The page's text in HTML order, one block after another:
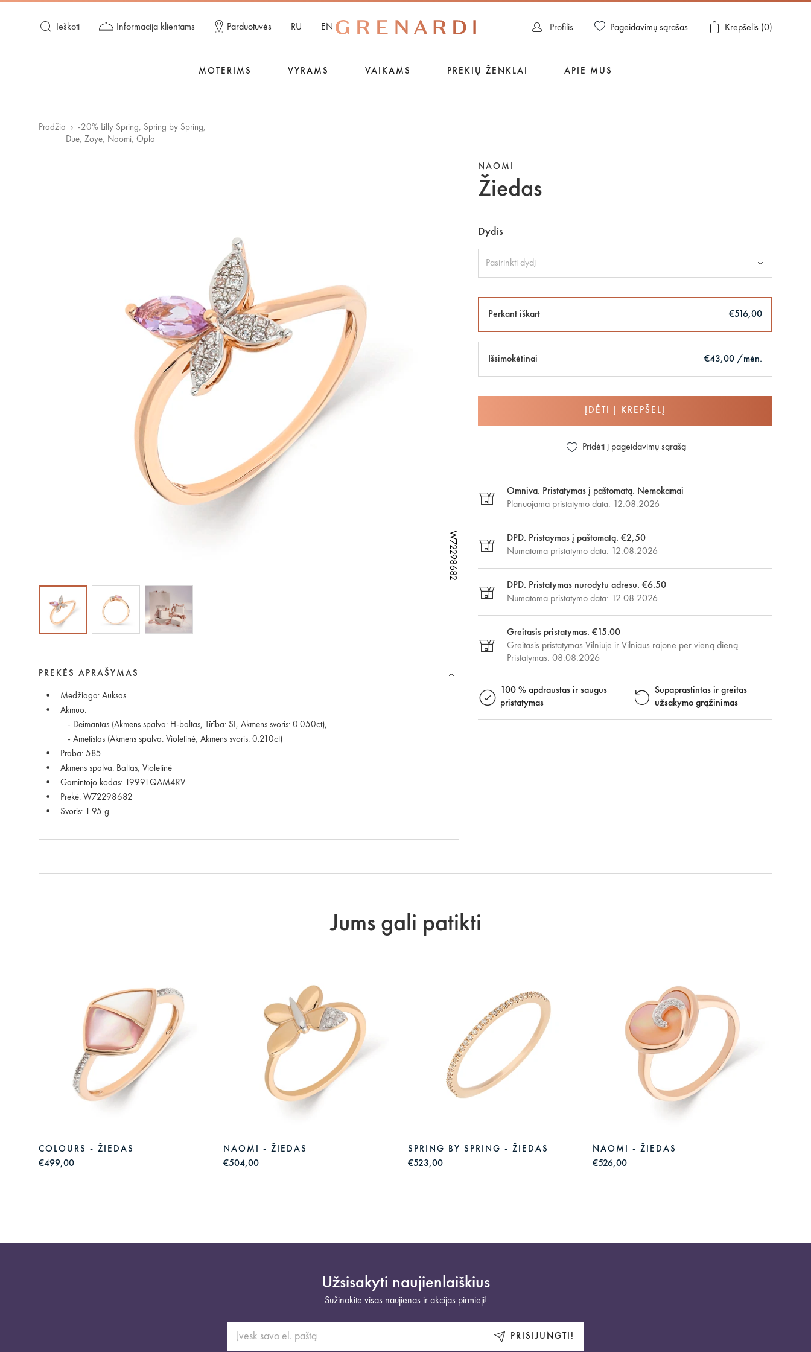
Profilis Pageidavimų sąrašas Krepšelis (0)
Ieškoti Informacija klientams Parduotuvės RU EN
MOTERIMS VYRAMS VAIKAMS PREKIŲ ŽENKLAI APIE MUS
Pradžia
-20% Lilly Spring, Spring by Spring,
Due, Zoye, Naomi, Opla
W72298682
W72298682
W72298682
W72298682
W72298682
NAOMI
Žiedas
Dydis
Pasirinkti dydį
Perkant iškart €516,00
Išsimokėtinai €43,00 /mėn.
ĮDĖTI Į KREPŠELĮ
Pridėti į pageidavimų sąrašą
Omniva. Pristatymas į paštomatą. Nemokamai
Planuojama pristatymo data: 12.08.2026
DPD. Pristaymas į paštomatą. €2,50
Numatoma pristatymo data: 12.08.2026
DPD. Pristatymas nurodytu adresu. €6.50
Numatoma pristatymo data: 12.08.2026
Greitasis pristatymas. €15.00
Greitasis pristatymas Vilniuje ir Vilniaus rajone per vieną dieną.
Pristatymas: 08.08.2026
100 % apdraustas ir saugus
pristatymas
Supaprastintas ir greitas
užsakymo grąžinimas
PREKĖS APRAŠYMAS
Medžiaga: Auksas
Akmuo:
- Deimantas (Akmens spalva: H-baltas, Tīrība: SI, Akmens svoris: 0.050ct),
- Ametistas (Akmens spalva: Violetinė, Akmens svoris: 0.210ct)
Praba: 585
Akmens spalva: Baltas, Violetinė
Gamintojo kodas: 19991QAM4RV
Prekė: W72298682
Svoris: 1.95 g
Jums gali patikti
COLOURS - ŽIEDAS
€499,00
NAOMI - ŽIEDAS
€504,00
SPRING BY SPRING - ŽIEDAS
€523,00
NAOMI - ŽIEDAS
€526,00
Užsisakyti naujienlaiškius
Sužinokite visas naujienas ir akcijas pirmieji!
PRISIJUNGTI!